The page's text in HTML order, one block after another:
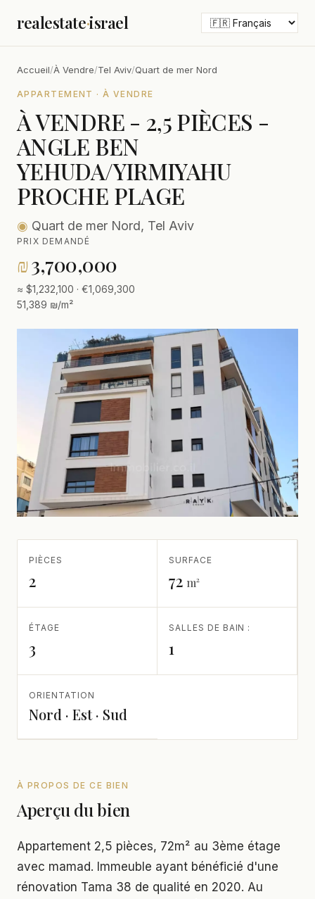
realestate·israel
Accueil/À Vendre/Tel Aviv/Quart de mer Nord
APPARTEMENT · À VENDRE
À VENDRE - 2,5 PIÈCES -
ANGLE BEN
YEHUDA/YIRMIYAHU
PROCHE PLAGE
◉ Quart de mer Nord, Tel Aviv
PRIX DEMANDÉ
₪3,700,000
≈ $1,232,100 · €1,069,300
51,389 ₪/m²
PIÈCES
2
SURFACE
72 m²
ÉTAGE
3
SALLES DE BAIN :
1
ORIENTATION
Nord · Est · Sud
À PROPOS DE CE BIEN
Aperçu du bien
Appartement 2,5 pièces, 72m² au 3ème étage
avec mamad. Immeuble ayant bénéficié d'une
rénovation Tama 38 de qualité en 2020. Au